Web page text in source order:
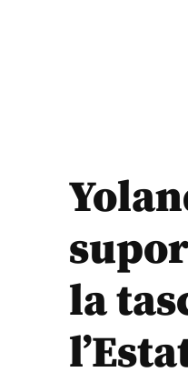
la